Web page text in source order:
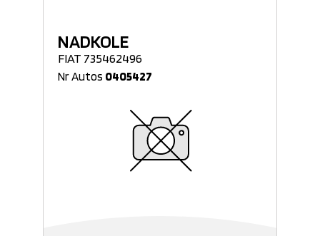
NADKOLE
FIAT 735462496
Nr Autos 0405427